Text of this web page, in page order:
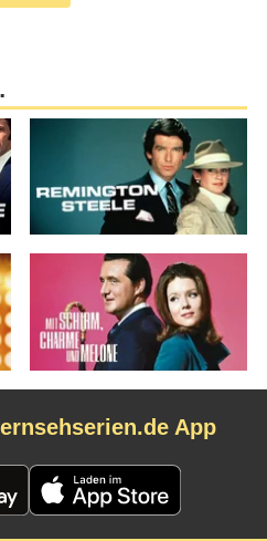
App